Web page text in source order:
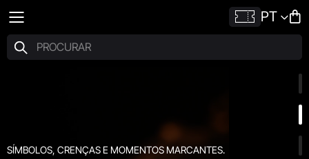
PT
SÍMBOLOS, CRENÇAS E MOMENTOS MARCANTES.